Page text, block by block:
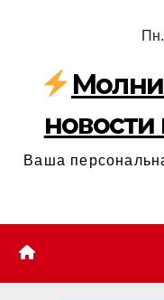
содержимому
Ваша